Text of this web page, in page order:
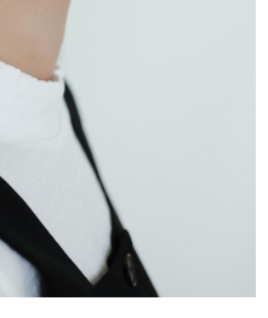
「AFTEE先享後付」服務完成之交
料，並將交易相關給付款項請求債
網址：
人或監護人之同意方可使用
引起之損失，本公司不負相關責
個別帳號之用戶狀況，依本公司即
不足之情形，本公司將視審查結果
訊註冊。若發現惡意使用之情形，
之使用額度並採取法律行動。